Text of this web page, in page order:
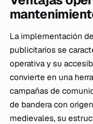
La implementación
publicitarios se
operativa y su
convierte en una
campañas de
de bandera con
medievales, su